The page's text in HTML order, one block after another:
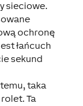
sieciowe.
ochronę
łańcuch
sekund
taka
Ta